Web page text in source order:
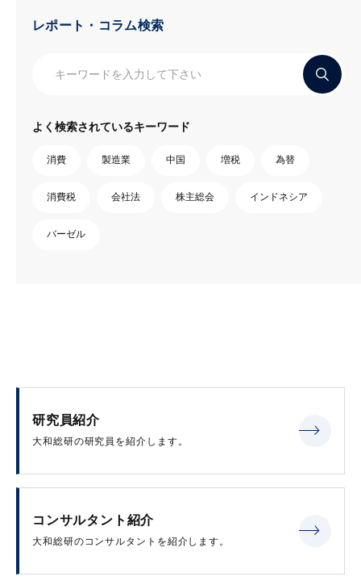
レポート・コラム検索
よく検索されているキーワード
消費 製造業 中国 増税 為替
消費税 会社法 株主総会 インドネシア
バーゼル
研究員紹介
大和総研の研究員を紹介します。
コンサルタント紹介
大和総研のコンサルタントを紹介します。